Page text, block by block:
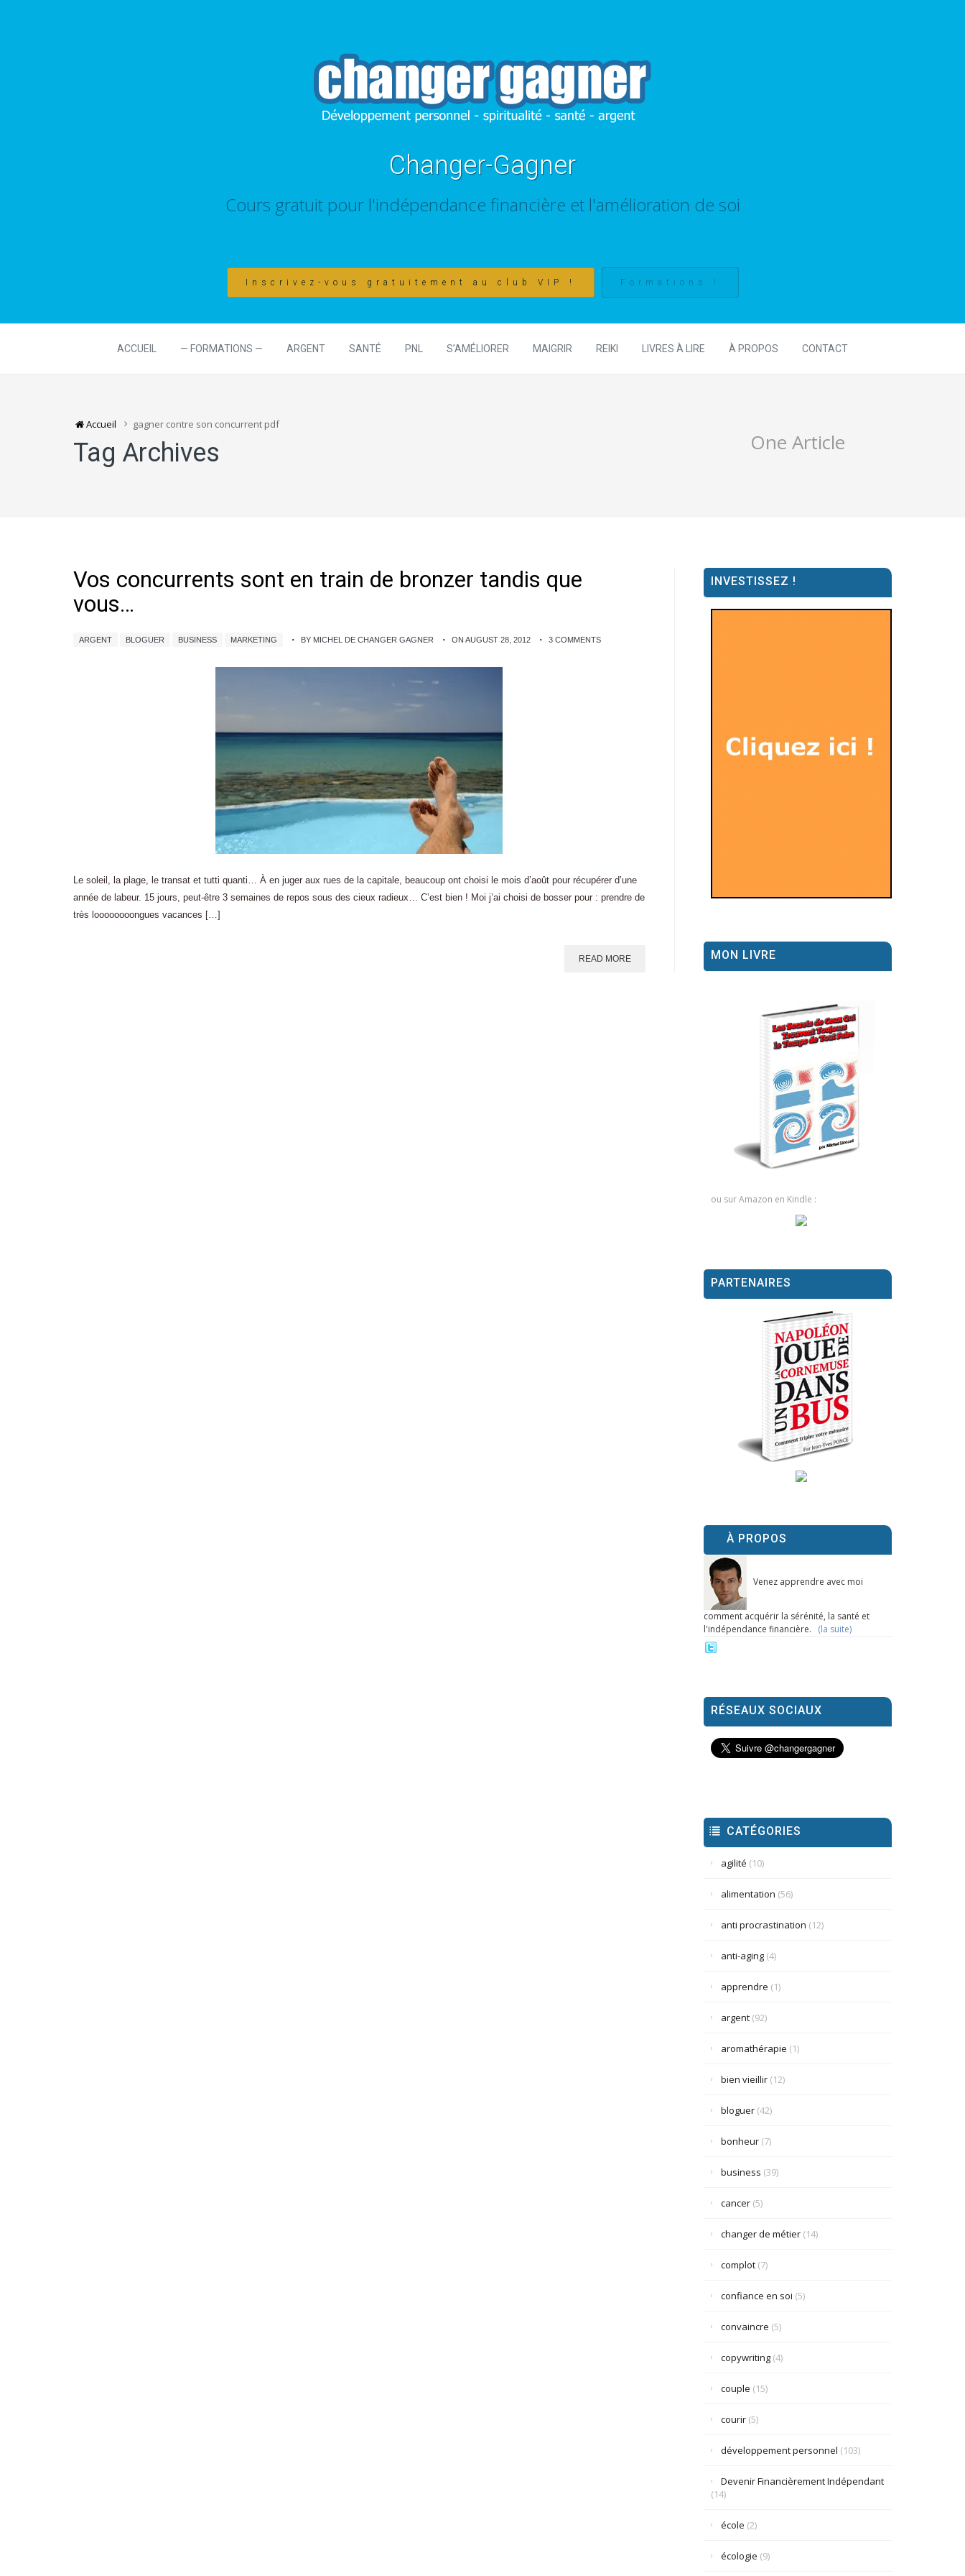
Changer-Gagner
Cours gratuit pour l'indépendance financière et l'amélioration de soi
Inscrivez-vous gratuitement au club VIP ! Formations !
ACCUEIL — FORMATIONS — ARGENT SANTÉ PNL S’AMÉLIORER MAIGRIR REIKI LIVRES À LIRE À PROPOS CONTACT
Accueil gagner contre son concurrent pdf
Tag Archives One Article
Vos concurrents sont en train de bronzer tandis que
vous…
ARGENT BLOGUER BUSINESS MARKETING BY MICHEL DE CHANGER GAGNER ON AUGUST 28, 2012 3 COMMENTS
Le soleil, la plage, le transat et tutti quanti… À en juger aux rues de la capitale, beaucoup ont choisi le mois d’août pour récupérer d’une
année de labeur. 15 jours, peut-être 3 semaines de repos sous des cieux radieux… C’est bien ! Moi j’ai choisi de bosser pour : prendre de
très loooooooongues vacances […]
READ MORE
INVESTISSEZ !
MON LIVRE
ou sur Amazon en Kindle :
PARTENAIRES
À PROPOS
Venez apprendre avec moi
comment acquérir la sérénité, la santé et
l'indépendance financière. (la suite)
RÉSEAUX SOCIAUX
CATÉGORIES
agilité (10)
alimentation (56)
anti procrastination (12)
anti-aging(4)
apprendre (1)
argent(92)
aromathérapie (1)
bien vieillir(12)
bloguer(42)
bonheur(7)
business (39)
cancer(5)
changer de métier(14)
complot(7)
confiance en soi (5)
convaincre (5)
copywriting(4)
couple (15)
courir(5)
développement personnel (103)
Devenir Financièrement Indépendant
(14)
école (2)
écologie (9)